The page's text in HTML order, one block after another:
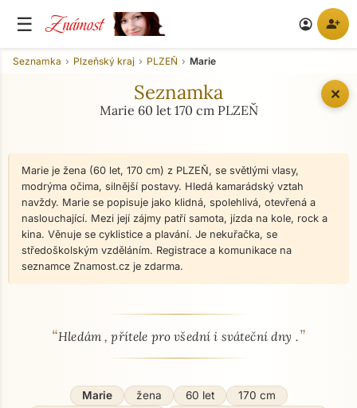
☰ Známost account_circle person_add
✕
Seznamka Plzeňský kraj PLZEŇ Marie
Seznamka
Marie 60 let 170 cm PLZEŇ
Marie je žena (60 let, 170 cm) z PLZEŇ, se světlými vlasy,
modrýma očima, silnější postavy. Hledá kamarádský vztah
navždy. Marie se popisuje jako klidná, spolehlivá, otevřená a
naslouchající. Mezi její zájmy patří samota, jízda na kole, rock a
kina. Věnuje se cyklistice a plavání. Je nekuřačka, se
středoškolským vzděláním. Registrace a komunikace na
seznamce Znamost.cz je zdarma.
O mně - seznamka profil
“Hledám , přítele pro všední i sváteční dny .”
Marie žena 60 let
170 cm